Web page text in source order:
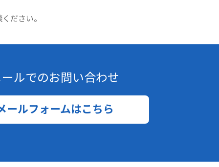
ださい。
ルでのお問い合わせ
ールフォームはこちら